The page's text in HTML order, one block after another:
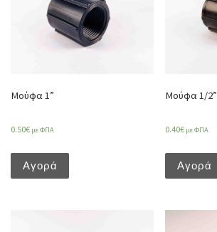
Μούφα 1”
0.50€ με ΦΠΑ
Αγορά
Μούφα 1/2”
0.40€ με ΦΠΑ
Αγορά